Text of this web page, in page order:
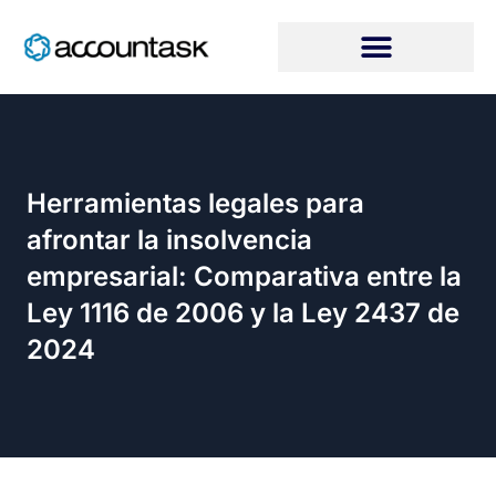
contenido
Herramientas legales para
afrontar la insolvencia
empresarial: Comparativa entre la
Ley 1116 de 2006 y la Ley 2437 de
2024